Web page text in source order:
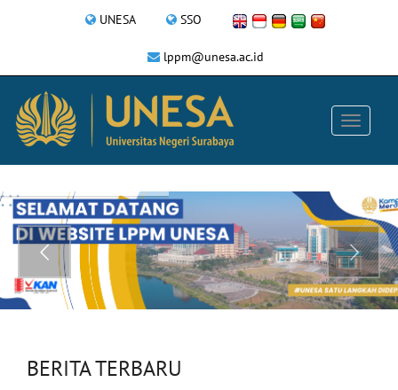
UNESA SSO
lppm@unesa.ac.id
BERITA TERBARU